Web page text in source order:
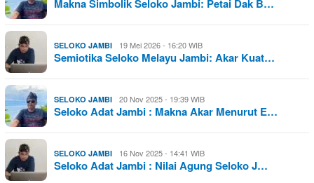
Makna Simbolik Seloko Jambi: Petai Dak B…
SELOKO JAMBI 19 Mei 2026 - 16:20 WIB
Semiotika Seloko Melayu Jambi: Akar Kuat…
SELOKO JAMBI 20 Nov 2025 - 19:39 WIB
Seloko Adat Jambi : Makna Akar Menurut E…
SELOKO JAMBI 16 Nov 2025 - 14:41 WIB
Seloko Adat Jambi : Nilai Agung Seloko J…